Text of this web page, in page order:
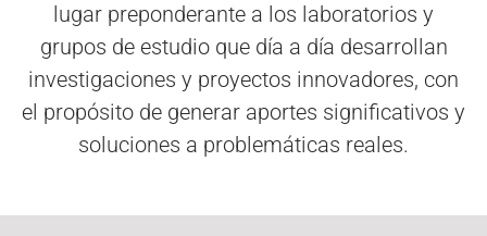
lugar preponderante a los laboratorios y
grupos de estudio que día a día desarrollan
investigaciones y proyectos innovadores, con
el propósito de generar aportes significativos y
soluciones a problemáticas reales.